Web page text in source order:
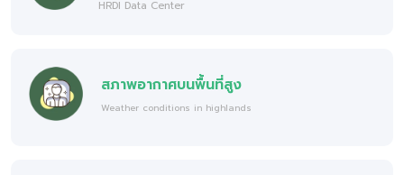
HRDI Data Center
สภาพอากาศบนพื้นที่สูง
Weather conditions in highlands